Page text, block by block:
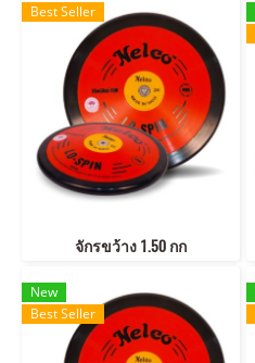
Best Seller
จักรขว้าง 1.50 กก
New
Best Seller